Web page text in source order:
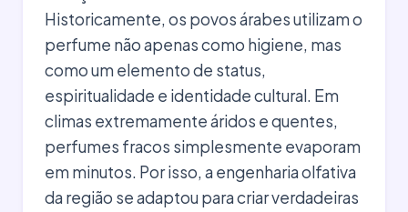
Historicamente, os povos árabes utilizam o
perfume não apenas como higiene, mas
como um elemento de status,
espiritualidade e identidade cultural. Em
climas extremamente áridos e quentes,
perfumes fracos simplesmente evaporam
em minutos. Por isso, a engenharia olfativa
da região se adaptou para criar verdadeiras